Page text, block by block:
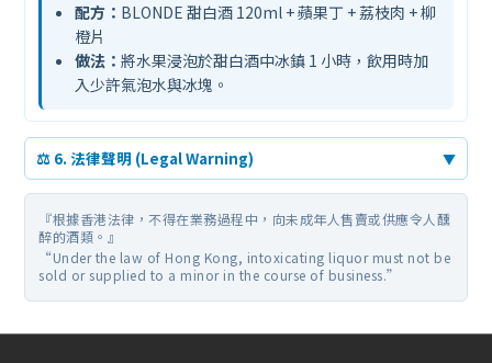
配方： BLONDE 甜白酒 120ml + 蘋果丁 + 荔枝肉 + 柳
橙片
做法： 將水果浸泡於甜白酒中冰鎮 1 小時，飲用時加
入少許氣泡水與冰塊。
⚖️ 6. 法律聲明 (Legal Warning) ▼
『根據香港法律，不得在業務過程中，向未成年人售賣或供應令人醺
醉的酒類。』
“Under the law of Hong Kong, intoxicating liquor must not be
sold or supplied to a minor in the course of business.”